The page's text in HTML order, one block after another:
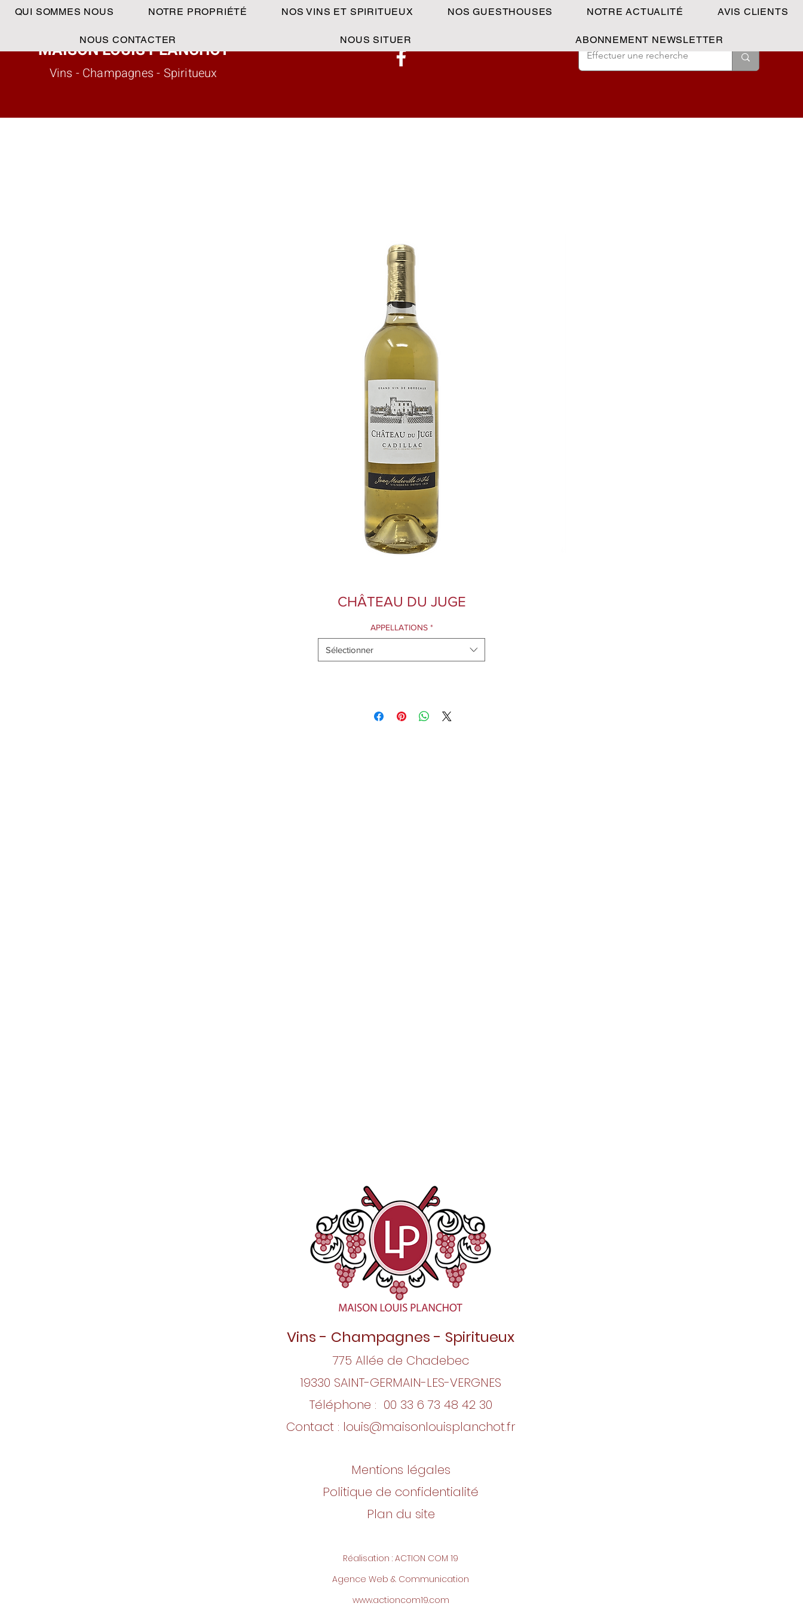
MAISON LOUIS PLANCHOT
Vins - Champagnes - Spiritueux
CHÂTEAU DU JUGE
APPELLATIONS *
Sélectionner
QUI SOMMES NOUS NOTRE PROPRIÉTÉ NOS VINS ET SPIRITUEUX NOS GUESTHOUSES NOTRE ACTUALITÉ AVIS CLIENTS
NOUS CONTACTER NOUS SITUER ABONNEMENT NEWSLETTER
Vins - Champagnes - Spiritueux
775 Allée de Chadebec
19330 SAINT-GERMAIN-LES-VERGNES
Téléphone : 00 33 6 73 48 42 30
Contact : louis@maisonlouisplanchot.fr
Mentions légales
Politique de confidentialité
Plan du site
Réalisation : ACTION COM 19
Agence Web & Communication
www.actioncom19.com